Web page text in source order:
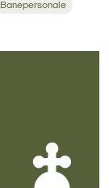
Banepersonale